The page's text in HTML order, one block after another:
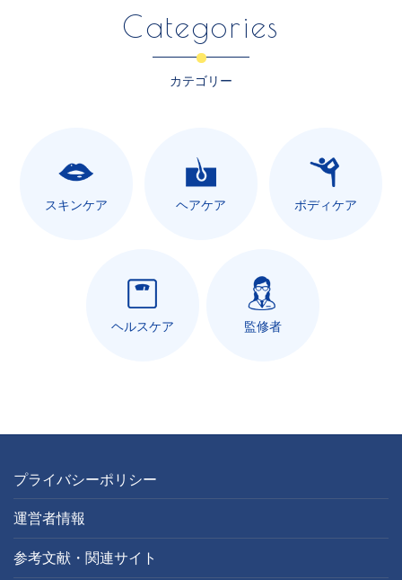
Categories
カテゴリー
スキンケア ヘアケア ボディケア
ヘルスケア 監修者
プライバシーポリシー
運営者情報
参考文献・関連サイト